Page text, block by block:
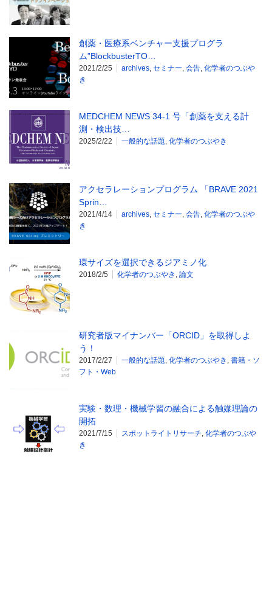
創薬・医療系ベンチャー支援プログラ
ム”BlockbusterTO…
2021/2/25 archives, セミナー, 会告, 化学者のつぶや
き
MEDCHEM NEWS 34-1 号「創薬を支える計
測・検出技…
2025/2/22 一般的な話題, 化学者のつぶやき
アクセラレーションプログラム 「BRAVE 2021
Sprin…
2021/4/14 archives, セミナー, 会告, 化学者のつぶや
き
環サイズを選択できるジアミノ化
2018/2/5 化学者のつぶやき , 論文
研究者版マイナンバー「ORCID」を取得しよ
う！
2017/2/27 一般的な話題, 化学者のつぶやき , 書籍・ソ
フト・Web
実験・数理・機械学習の融合による触媒理論の
開拓
2021/7/15 スポットライトリサーチ, 化学者のつぶや
き